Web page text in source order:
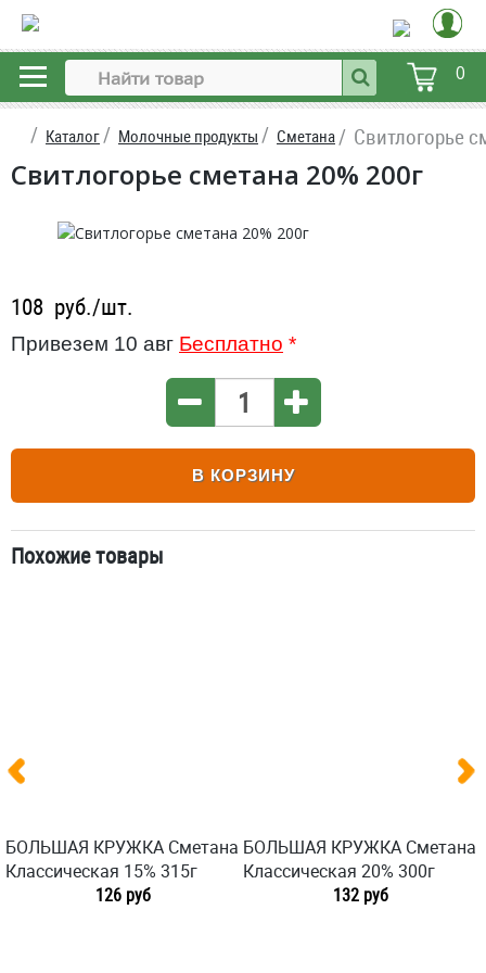
0
Каталог Молочные продукты Сметана Свитлогорье
Свитлогорье сметана 20% 200г
108 руб./шт.
Привезем 10 авг Бесплатно *
В КОРЗИНУ
Похожие товары
БОЛЬШАЯ КРУЖКА Сметана
Классическая 15% 315г
126 руб
БОЛЬШАЯ КРУЖКА Сметана
Классическая 20% 300г
132 руб